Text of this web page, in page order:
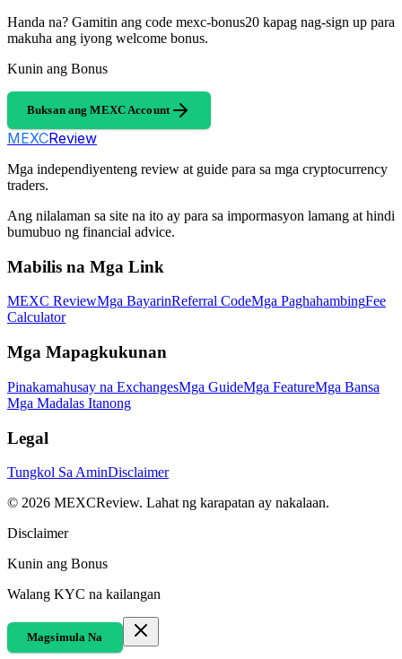
Handa na? Gamitin ang code mexc-bonus20 kapag nag-sign up para
makuha ang iyong welcome bonus.
Kunin ang Bonus
Buksan ang MEXC Account
MEXCReview
Mga independiyenteng review at guide para sa mga cryptocurrency
traders.
Ang nilalaman sa site na ito ay para sa impormasyon lamang at hindi
bumubuo ng financial advice.
Mabilis na Mga Link
MEXC ReviewMga BayarinReferral CodeMga PaghahambingFee
Calculator
Mga Mapagkukunan
Pinakamahusay na ExchangesMga GuideMga FeatureMga Bansa
Mga Madalas Itanong
Legal
Tungkol Sa AminDisclaimer
© 2026 MEXCReview. Lahat ng karapatan ay nakalaan.
Disclaimer
Kunin ang Bonus
Walang KYC na kailangan
Magsimula Na